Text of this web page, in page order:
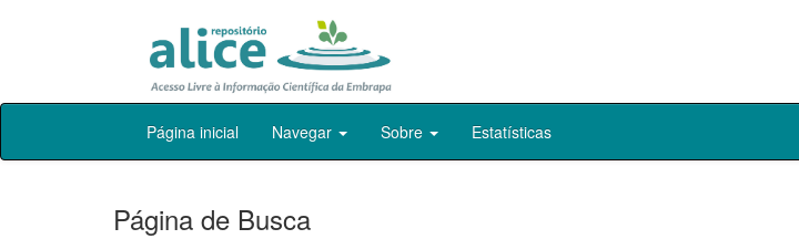
Skip
Página inicial Navegar Sobre Estatísticas
Página de Busca